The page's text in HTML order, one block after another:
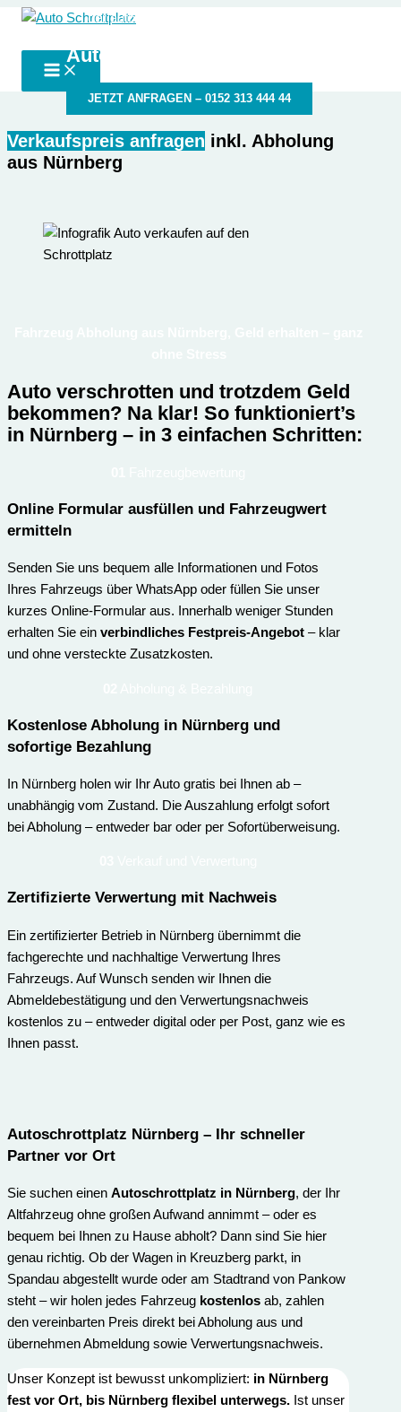
Zum
springen
der autoschrottplatz in deiner Nähe
Autoschrottplatz Nürnberg
JETZT ANFRAGEN – 0152 313 444 44
Verkaufspreis anfragen inkl. Abholung
aus Nürnberg
Auto verschrotten und trotzdem Geld
bekommen? Na klar! So funktioniert’s
in Nürnberg – in 3 einfachen Schritten:
Online Formular ausfüllen und Fahrzeugwert
ermitteln
Senden Sie uns bequem alle Informationen und Fotos
Ihres Fahrzeugs über WhatsApp oder füllen Sie unser
kurzes Online-Formular aus. Innerhalb weniger Stunden
erhalten Sie ein verbindliches Festpreis-Angebot – klar
und ohne versteckte Zusatzkosten.
Kostenlose Abholung in Nürnberg und
sofortige Bezahlung
In Nürnberg holen wir Ihr Auto gratis bei Ihnen ab –
unabhängig vom Zustand. Die Auszahlung erfolgt sofort
bei Abholung – entweder bar oder per Sofortüberweisung.
Zertifizierte Verwertung mit Nachweis
Ein zertifizierter Betrieb in Nürnberg übernimmt die
fachgerechte und nachhaltige Verwertung Ihres
Fahrzeugs. Auf Wunsch senden wir Ihnen die
Abmeldebestätigung und den Verwertungsnachweis
kostenlos zu – entweder digital oder per Post, ganz wie es
Ihnen passt.
Autoschrottplatz Nürnberg – Ihr schneller
Partner vor Ort
Sie suchen einen Autoschrottplatz in Nürnberg, der Ihr
Altfahrzeug ohne großen Aufwand annimmt – oder es
bequem bei Ihnen zu Hause abholt? Dann sind Sie hier
genau richtig. Ob der Wagen in Kreuzberg parkt, in
Spandau abgestellt wurde oder am Stadtrand von Pankow
steht – wir holen jedes Fahrzeug kostenlos ab, zahlen
den vereinbarten Preis direkt bei Abholung aus und
übernehmen Abmeldung sowie Verwertungs­nachweis.
Unser Konzept ist bewusst unkompliziert: in Nürnberg
fest vor Ort, bis Nürnberg flexibel unterwegs. Ist unser